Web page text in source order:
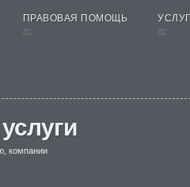
ПРАВОВАЯ ПОМОЩЬ
nt
nt
компании